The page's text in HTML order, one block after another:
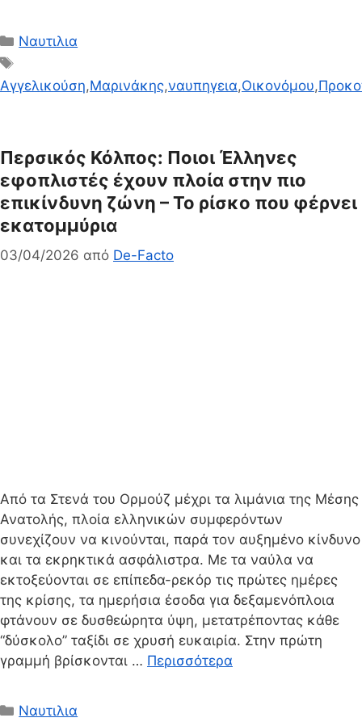
Κατηγορίες
Ναυτιλια
Αγγελικούση,Μαρινάκης,ναυπηγεια,Οικονόμου,
Περσικός Κόλπος: Ποιοι Έλληνες
εφοπλιστές έχουν πλοία στην πιο
επικίνδυνη ζώνη – Το ρίσκο που φέρνει
εκατομμύρια
03/04/2026 από De-Facto
Από τα Στενά του Ορμούζ μέχρι τα λιμάνια της Μέσης
Ανατολής, πλοία ελληνικών συμφερόντων
συνεχίζουν να κινούνται, παρά τον αυξημένο κίνδυνο
και τα εκρηκτικά ασφάλιστρα. Με τα ναύλα να
εκτοξεύονται σε επίπεδα-ρεκόρ τις πρώτες ημέρες
της κρίσης, τα ημερήσια έσοδα για δεξαμενόπλοια
φτάνουν σε δυσθεώρητα ύψη, μετατρέποντας κάθε
“δύσκολο” ταξίδι σε χρυσή ευκαιρία. Στην πρώτη
γραμμή βρίσκονται … Περισσότερα
Κατηγορίες
Ναυτιλια